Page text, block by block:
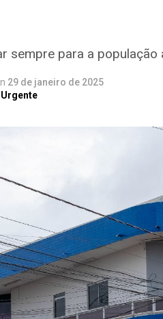
sempre para a população
29 de janeiro de 2025